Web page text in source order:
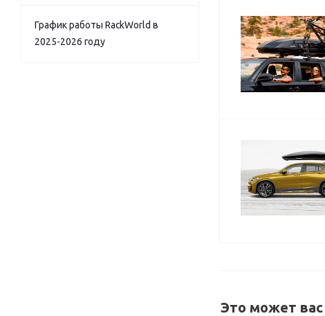
Это может вас
График работы RackWorld в
2025-2026 году